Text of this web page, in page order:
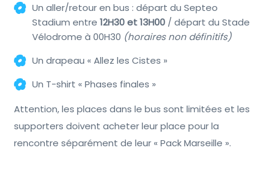
Un aller/retour en bus : départ du Septeo
Stadium entre 12H30 et 13H00/ départ du Stade
Vélodrome à 00H30 (horaires non définitifs)
Un drapeau « Allez les Cistes »
Un T-shirt « Phases finales »
Attention, les places dans le bus sont limitées et les
supporters doivent acheter leur place pour la
rencontre séparément de leur « Pack Marseille ».